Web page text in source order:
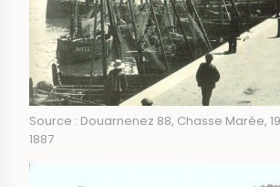
Source : Douarnenez 88, Chasse Marée,
1887